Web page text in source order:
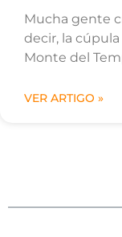
Mucha gente
decir, la
Monte del
VER ARTIGO »